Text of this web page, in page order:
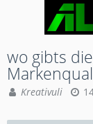
wo gibts
Kreativuli